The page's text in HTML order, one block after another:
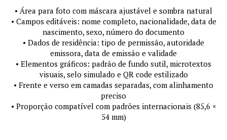
• Área para foto com máscara ajustável e sombra natural
• Campos editáveis: nome completo, nacionalidade, data de
nascimento, sexo, número do documento
• Dados de residência: tipo de permissão, autoridade
emissora, data de emissão e validade
• Elementos gráficos: padrão de fundo sutil, microtextos
visuais, selo simulado e QR code estilizado
• Frente e verso em camadas separadas, com alinhamento
preciso
• Proporção compatível com padrões internacionais (85,6 ×
54 mm)